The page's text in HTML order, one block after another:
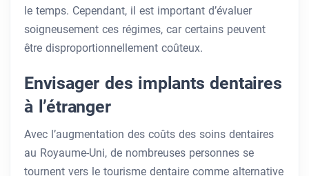
le temps. Cependant, il est important d’évaluer
soigneusement ces régimes, car certains peuvent
être disproportionnellement coûteux.
Envisager des implants dentaires
à l’étranger
Avec l’augmentation des coûts des soins dentaires
au Royaume-Uni, de nombreuses personnes se
tournent vers le tourisme dentaire comme alternative